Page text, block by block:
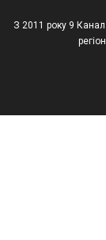
З 2011 року 9